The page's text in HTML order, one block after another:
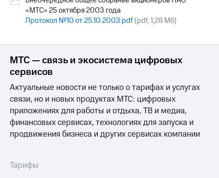
«МТС» 25 октября 2003 года
Протокол №10 от 25.10.2003.pdf(pdf, 1,28 Мб)
МТС — связь и экосистема цифровых
сервисов
Актуальные новости не только о тарифах и услугах
связи, но и новых продуктах МТС: цифровых
приложениях для работы и отдыха, ТВ и медиа,
финансовых сервисах, технологиях для запуска и
продвижения бизнеса и других сервисах компании
Тарифы